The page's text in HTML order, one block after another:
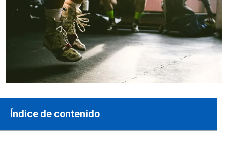
Índice de contenido